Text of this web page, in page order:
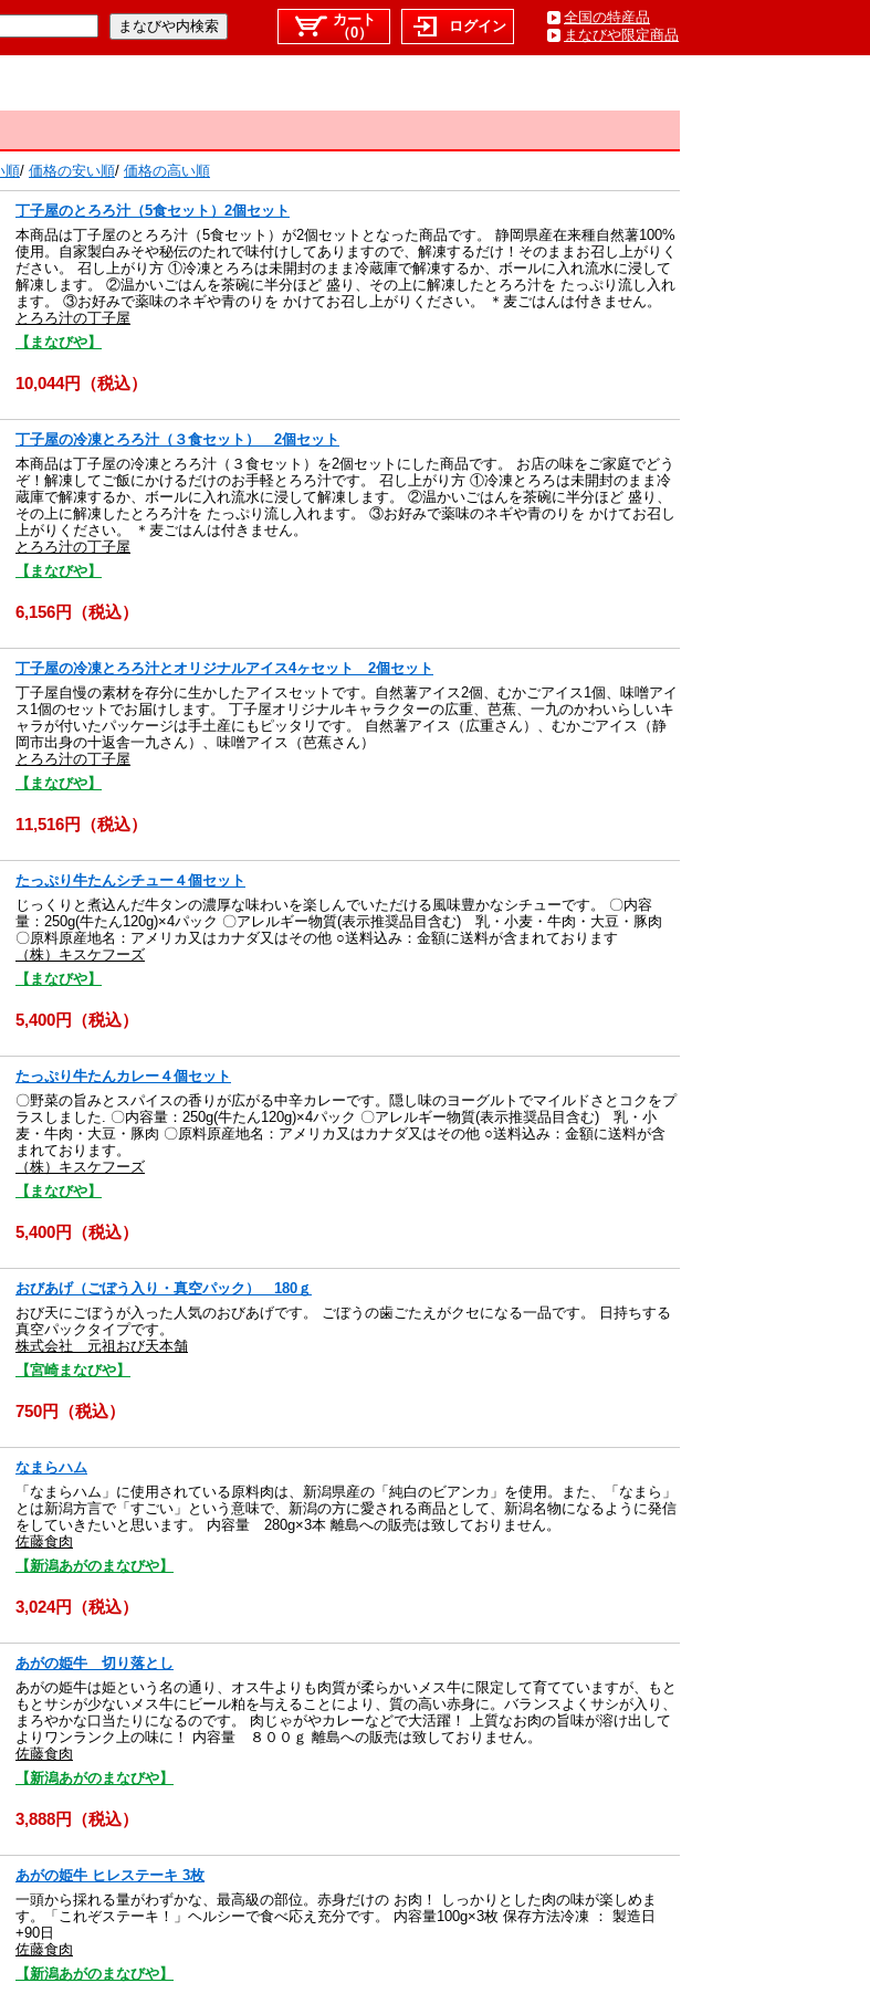
カート
（0）
ログイン
全国の特産品
まなびや限定商品
順/ 価格の安い順/ 価格の高い順
丁子屋のとろろ汁（5食セット）2個セット
本商品は丁子屋のとろろ汁（5食セット）が2個セットとなった商品です。 静岡県産在来種自然薯100%
使用。自家製白みそや秘伝のたれで味付けしてありますので、解凍するだけ！そのままお召し上がりく
ださい。 召し上がり方 ①冷凍とろろは未開封のまま冷蔵庫で解凍するか、ボールに入れ流水に浸して
解凍します。 ②温かいごはんを茶碗に半分ほど 盛り、その上に解凍したとろろ汁を たっぷり流し入れ
ます。 ③お好みで薬味のネギや青のりを かけてお召し上がりください。 ＊麦ごはんは付きません。
とろろ汁の丁子屋
【まなびや】
10,044円（税込）
丁子屋の冷凍とろろ汁（３食セット） 2個セット
本商品は丁子屋の冷凍とろろ汁（３食セット）を2個セットにした商品です。 お店の味をご家庭でどう
ぞ！解凍してご飯にかけるだけのお手軽とろろ汁です。 召し上がり方 ①冷凍とろろは未開封のまま冷
蔵庫で解凍するか、ボールに入れ流水に浸して解凍します。 ②温かいごはんを茶碗に半分ほど 盛り、
その上に解凍したとろろ汁を たっぷり流し入れます。 ③お好みで薬味のネギや青のりを かけてお召し
上がりください。 ＊麦ごはんは付きません。
とろろ汁の丁子屋
【まなびや】
6,156円（税込）
丁子屋の冷凍とろろ汁とオリジナルアイス4ヶセット 2個セット
丁子屋自慢の素材を存分に生かしたアイスセットです。自然薯アイス2個、むかごアイス1個、味噌アイ
ス1個のセットでお届けします。 丁子屋オリジナルキャラクターの広重、芭蕉、一九のかわいらしいキ
ャラが付いたパッケージは手土産にもピッタリです。 自然薯アイス（広重さん）、むかごアイス（静
岡市出身の十返舎一九さん）、味噌アイス（芭蕉さん）
とろろ汁の丁子屋
【まなびや】
11,516円（税込）
たっぷり牛たんシチュー４個セット
じっくりと煮込んだ牛タンの濃厚な味わいを楽しんでいただける風味豊かなシチューです。 〇内容
量：250g(牛たん120g)×4パック 〇アレルギー物質(表示推奨品目含む) 乳・小麦・牛肉・大豆・豚肉
〇原料原産地名：アメリカ又はカナダ又はその他 ○送料込み：金額に送料が含まれております
（株）キスケフーズ
【まなびや】
5,400円（税込）
たっぷり牛たんカレー４個セット
〇野菜の旨みとスパイスの香りが広がる中辛カレーです。隠し味のヨーグルトでマイルドさとコクをプ
ラスしました. 〇内容量：250g(牛たん120g)×4パック 〇アレルギー物質(表示推奨品目含む) 乳・小
麦・牛肉・大豆・豚肉 〇原料原産地名：アメリカ又はカナダ又はその他 ○送料込み：金額に送料が含
まれております。
（株）キスケフーズ
【まなびや】
5,400円（税込）
おびあげ（ごぼう入り・真空パック） 180ｇ
おび天にごぼうが入った人気のおびあげです。 ごぼうの歯ごたえがクセになる一品です。 日持ちする
真空パックタイプです。
株式会社 元祖おび天本舗
【宮崎まなびや】
750円（税込）
なまらハム
「なまらハム」に使用されている原料肉は、新潟県産の「純白のビアンカ」を使用。また、「なまら」
とは新潟方言で「すごい」という意味で、新潟の方に愛される商品として、新潟名物になるように発信
をしていきたいと思います。 内容量 280g×3本 離島への販売は致しておりません。
佐藤食肉
【新潟あがのまなびや】
3,024円（税込）
あがの姫牛 切り落とし
あがの姫牛は姫という名の通り、オス牛よりも肉質が柔らかいメス牛に限定して育てていますが、もと
もとサシが少ないメス牛にビール粕を与えることにより、質の高い赤身に。バランスよくサシが入り、
まろやかな口当たりになるのです。 肉じゃがやカレーなどで大活躍！ 上質なお肉の旨味が溶け出して
よりワンランク上の味に！ 内容量 ８００ｇ 離島への販売は致しておりません。
佐藤食肉
【新潟あがのまなびや】
3,888円（税込）
あがの姫牛 ヒレステーキ 3枚
一頭から採れる量がわずかな、最高級の部位。赤身だけの お肉！ しっかりとした肉の味が楽しめま
す。「これぞステーキ！」ヘルシーで食べ応え充分です。 内容量100g×3枚 保存方法冷凍 ： 製造日
+90日
佐藤食肉
【新潟あがのまなびや】